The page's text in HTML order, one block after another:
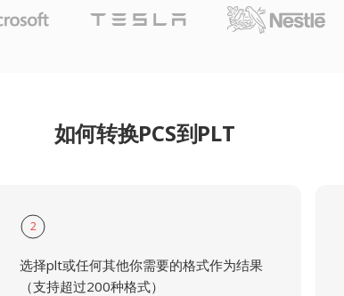
如何转换PCS到PLT
2
选择plt或任何其他你需要的格式作为结果
（支持超过200种格式）